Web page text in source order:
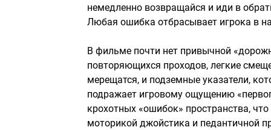
немедленно возвращайся и иди в
Любая ошибка отбрасывает игрока в
В фильме почти нет привычной
повторяющихся проходов, легкие
мерещатся, и подземные указатели,
подражает игровому ощущению
крохотных «ошибок» пространства,
моторикой джойстика и педантичной